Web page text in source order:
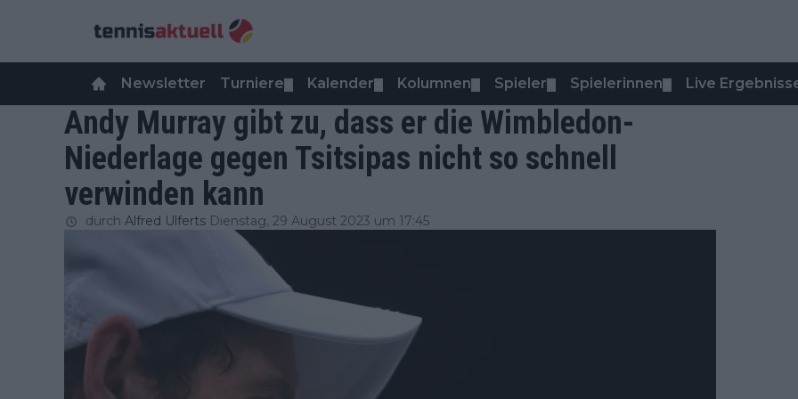
Newsletter Turniere Kalender Kolumnen Spieler Spielerinnen Live
Andy Murray gibt zu, dass er die Wimbledon-
Niederlage gegen Tsitsipas nicht so schnell
verwinden kann
durch Alfred Ulferts Dienstag, 29 August 2023 um 17:45